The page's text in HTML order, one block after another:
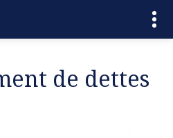
de dettes